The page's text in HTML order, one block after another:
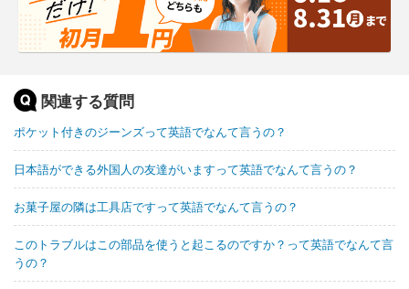
関連する質問
ポケット付きのジーンズって英語でなんて言うの？
日本語ができる外国人の友達がいますって英語でなんて言うの？
お菓子屋の隣は工具店ですって英語でなんて言うの？
このトラブルはこの部品を使うと起こるのですか？って英語でなんて言
うの？